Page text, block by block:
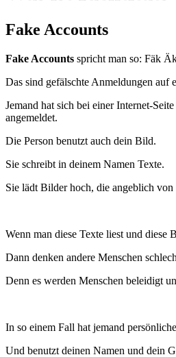
Fake Accounts
Fake Accounts spricht man so: Fäk
Das sind gefälschte Anmeldungen auf
Jemand hat sich bei einer Internet-
angemeldet.
Die Person benutzt auch dein Bild.
Sie schreibt in deinem Namen Texte.
Sie lädt Bilder hoch, die angeblich von
Wenn man diese Texte liest und diese
Dann denken andere Menschen
Denn es werden Menschen beleidigt
In so einem Fall hat jemand
Und benutzt deinen Namen und dein